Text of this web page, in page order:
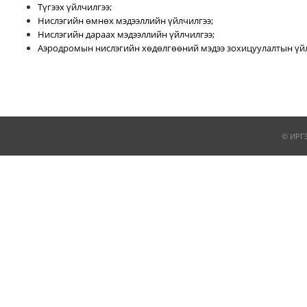
Түгээх үйлчилгээ;
Нислэгийн өмнөх мэдээллийн үйлчилгээ;
Нислэгийн дараах мэдээллийн үйлчилгээ;
Аэродромын нислэгийн хөдөлгөөний мэдээ зохицуулалтын
©